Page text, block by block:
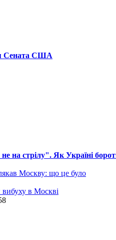
Сената США
на стрілу". Як Україні
Москву: що це було
вибуху в Москві